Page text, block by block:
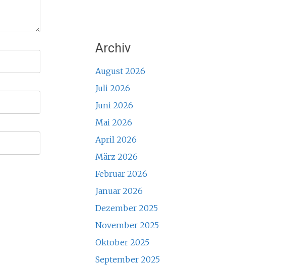
Archiv
August 2026
Juli 2026
Juni 2026
Mai 2026
April 2026
März 2026
Februar 2026
Januar 2026
Dezember 2025
November 2025
Oktober 2025
September 2025